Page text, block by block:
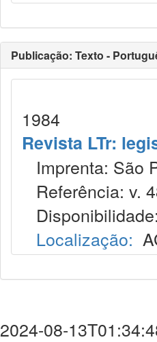
Publicação: Texto -
1984
Revista LTr:
Imprenta: São
Referência: v.
Disponibilidade:
Localização:
2024-08-